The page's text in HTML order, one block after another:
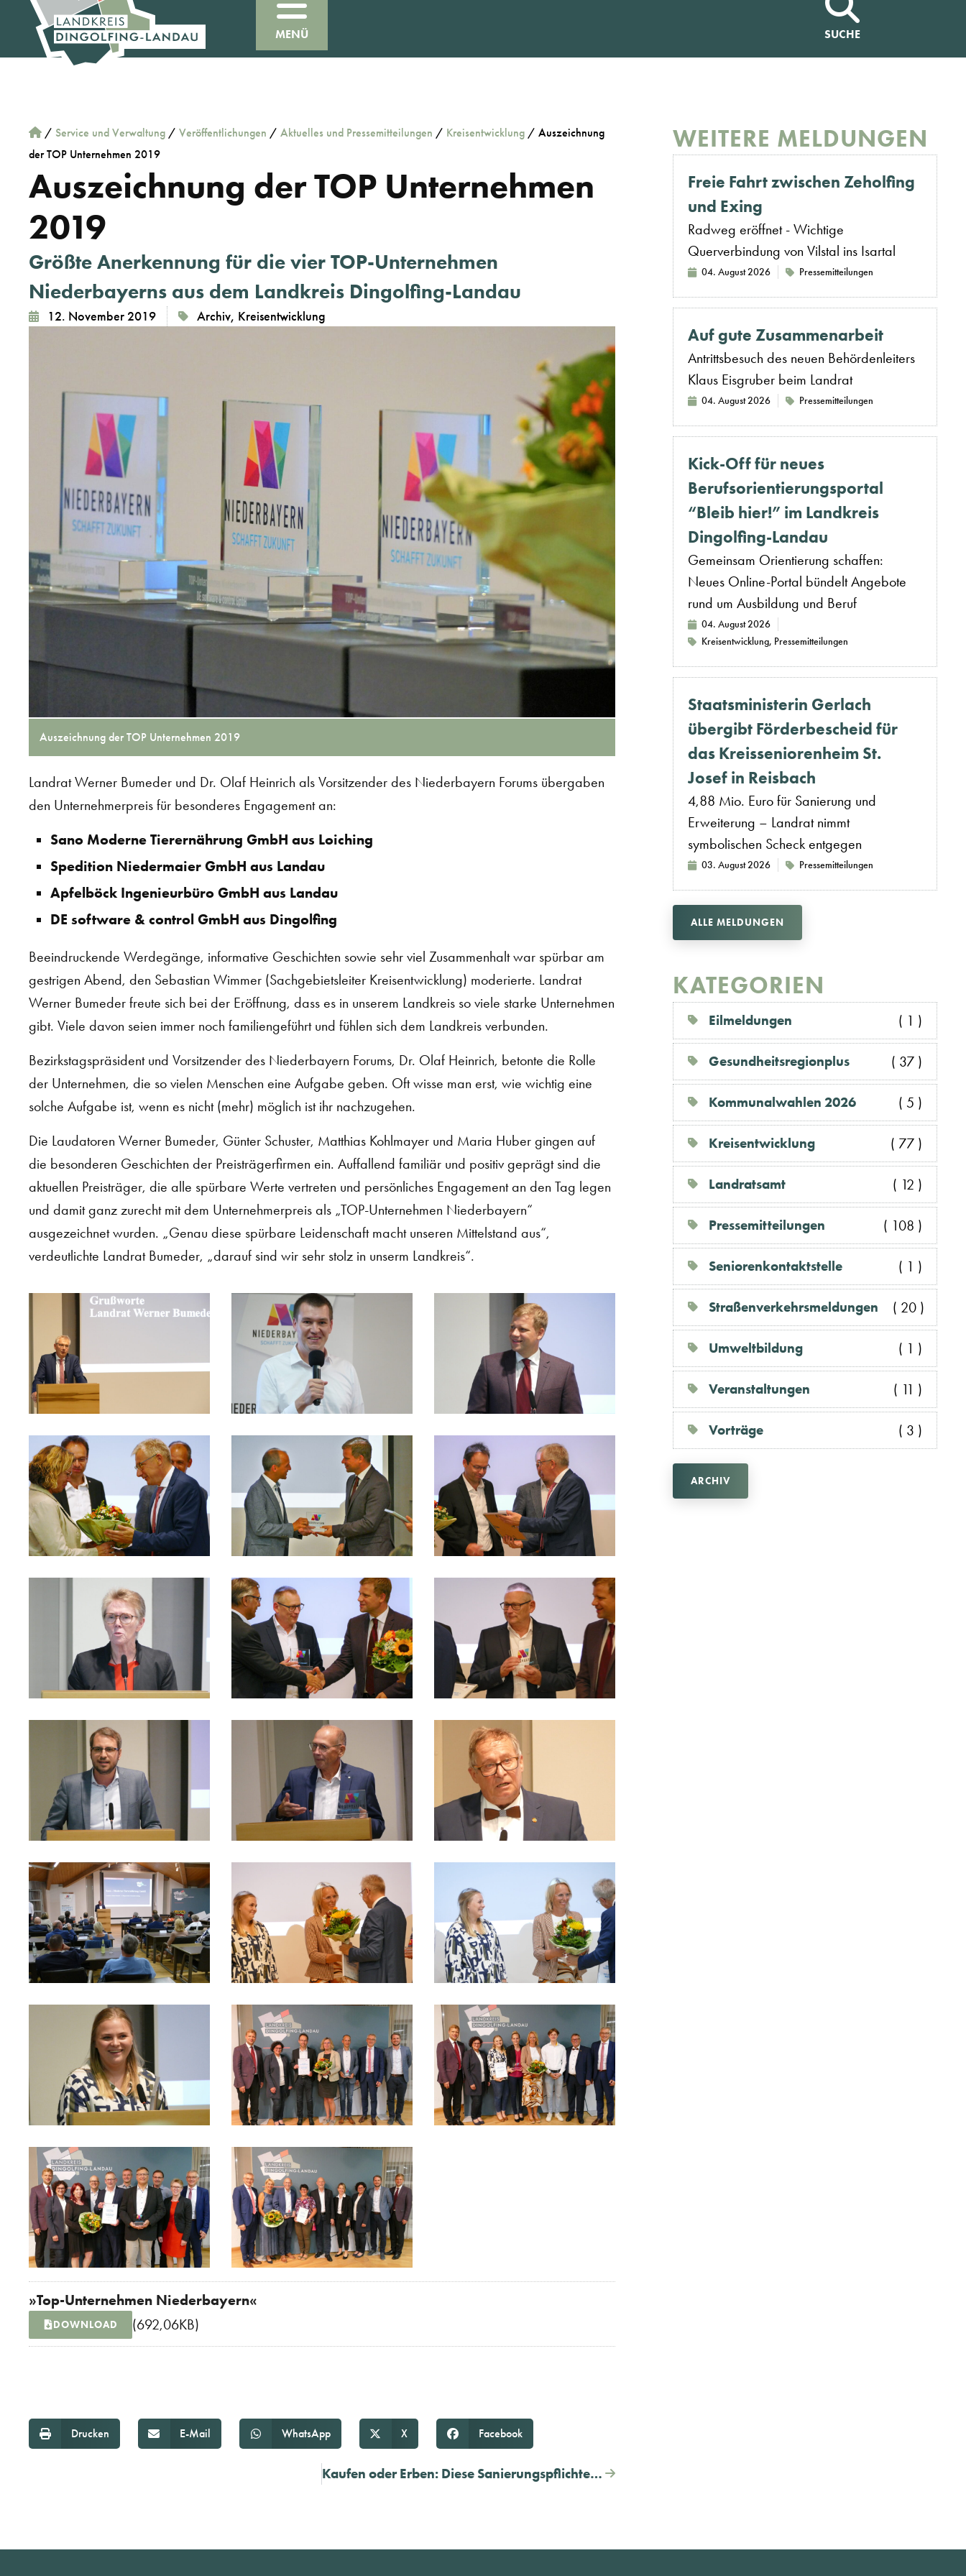
MENÜ SUCHE
/ Service und Verwaltung / Veröffentlichungen / Aktuelles und Pressemitteilungen / Kreisentwicklung / Auszeichnung
der TOP Unternehmen 2019
Auszeichnung der TOP Unternehmen
2019
Größte Anerkennung für die vier TOP-Unternehmen
Niederbayerns aus dem Landkreis Dingolfing-Landau
12. November 2019 Archiv, Kreisentwicklung
Auszeichnung der TOP Unternehmen 2019
Landrat Werner Bumeder und Dr. Olaf Heinrich als Vorsitzender des Niederbayern Forums übergaben
den Unternehmerpreis für besonderes Engagement an:
Sano Moderne Tierernährung GmbH aus Loiching
Spedition Niedermaier GmbH aus Landau
Apfelböck Ingenieurbüro GmbH aus Landau
DE software & control GmbH aus Dingolfing
Beeindruckende Werdegänge, informative Geschichten sowie sehr viel Zusammenhalt war spürbar am
gestrigen Abend, den Sebastian Wimmer (Sachgebietsleiter Kreisentwicklung) moderierte. Landrat
Werner Bumeder freute sich bei der Eröffnung, dass es in unserem Landkreis so viele starke Unternehmen
gibt. Viele davon seien immer noch familiengeführt und fühlen sich dem Landkreis verbunden.
Bezirkstagspräsident und Vorsitzender des Niederbayern Forums, Dr. Olaf Heinrich, betonte die Rolle
der Unternehmen, die so vielen Menschen eine Aufgabe geben. Oft wisse man erst, wie wichtig eine
solche Aufgabe ist, wenn es nicht (mehr) möglich ist ihr nachzugehen.
Die Laudatoren Werner Bumeder, Günter Schuster, Matthias Kohlmayer und Maria Huber gingen auf
die besonderen Geschichten der Preisträgerfirmen ein. Auffallend familiär und positiv geprägt sind die
aktuellen Preisträger, die alle spürbare Werte vertreten und persönliches Engagement an den Tag legen
und damit ganz zurecht mit dem Unternehmerpreis als „TOP-Unternehmen Niederbayern“
ausgezeichnet wurden. „Genau diese spürbare Leidenschaft macht unseren Mittelstand aus“,
verdeutlichte Landrat Bumeder, „darauf sind wir sehr stolz in unserm Landkreis“.
»Top-Unternehmen Niederbayern«
DOWNLOAD (692,06KB)
Drucken E-Mail WhatsApp X Facebook
Kaufen oder Erben: Diese Sanierungspflichten gelten für neue Hausbesitzer
WEITERE MELDUNGEN
Freie Fahrt zwischen Zeholfing
und Exing
Radweg eröffnet - Wichtige
Querverbindung von Vilstal ins Isartal
04. August 2026 Pressemitteilungen
Auf gute Zusammenarbeit
Antrittsbesuch des neuen Behördenleiters
Klaus Eisgruber beim Landrat
04. August 2026 Pressemitteilungen
Kick-Off für neues
Berufsorientierungsportal
“Bleib hier!” im Landkreis
Dingolfing-Landau
Gemeinsam Orientierung schaffen:
Neues Online-Portal bündelt Angebote
rund um Ausbildung und Beruf
04. August 2026
Kreisentwicklung, Pressemitteilungen
Staatsministerin Gerlach
übergibt Förderbescheid für
das Kreisseniorenheim St.
Josef in Reisbach
4,88 Mio. Euro für Sanierung und
Erweiterung – Landrat nimmt
symbolischen Scheck entgegen
03. August 2026 Pressemitteilungen
ALLE MELDUNGEN
KATEGORIEN
Eilmeldungen ( 1 )
Gesundheitsregionplus ( 37 )
Kommunalwahlen 2026 ( 5 )
Kreisentwicklung ( 77 )
Landratsamt ( 12 )
Pressemitteilungen ( 108 )
Seniorenkontaktstelle ( 1 )
Straßenverkehrsmeldungen ( 20 )
Umweltbildung ( 1 )
Veranstaltungen ( 11 )
Vorträge ( 3 )
ARCHIV